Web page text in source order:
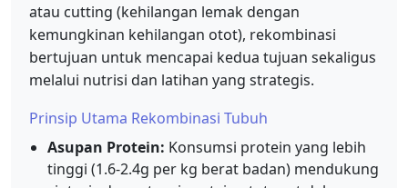
atau cutting (kehilangan lemak dengan
kemungkinan kehilangan otot), rekombinasi
bertujuan untuk mencapai kedua tujuan sekaligus
melalui nutrisi dan latihan yang strategis.
Prinsip Utama Rekombinasi Tubuh
Asupan Protein: Konsumsi protein yang lebih
tinggi (1.6-2.4g per kg berat badan) mendukung